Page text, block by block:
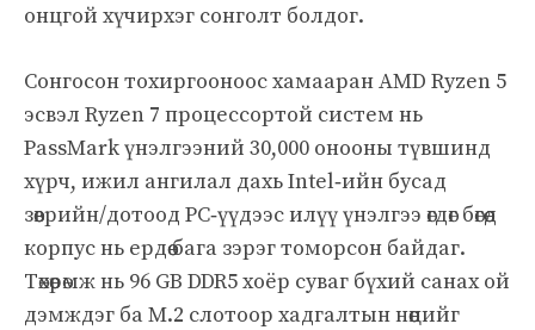
онцгой хүчирхэг сонголт болдог.
Сонгосон тохиргооноос хамааран AMD Ryzen 5
эсвэл Ryzen 7 процессортой систем нь
PassMark үнэлгээний 30,000 онооны түвшинд
хүрч, ижил ангилал дахь Intel‑ийн бусад
зөөврийн/дотоод PC‑үүдээс илүү үнэлгээ өгдөг бөгөөд
корпус нь ердөө бага зэрэг томорсон байдаг.
Төхөөрөмж нь 96 GB DDR5 хоёр суваг бүхий санах ой
дэмждэг ба M.2 слотоор хадгалтын нөөцийг